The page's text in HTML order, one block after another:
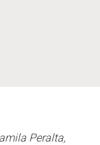
Peralta,